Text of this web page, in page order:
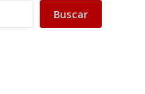
Buscar